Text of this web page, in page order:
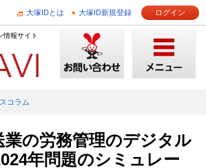
大塚IDとは 大塚ID新規登録 ログイン
情報サイト
コラム
業の労務管理のデジタル
年問題のシミュレー